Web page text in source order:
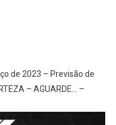
de 2023 – Previsão de
– AGUARDE… –